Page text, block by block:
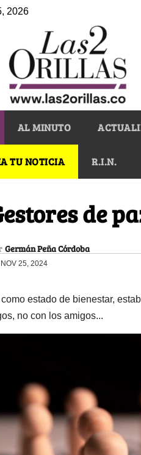
2026
AL MINUTO
TU NOTICIA R.I.N.
de
Germán Peña Córdoba
NOV 25, 2024
como estado de bienestar,
no con los amigos...